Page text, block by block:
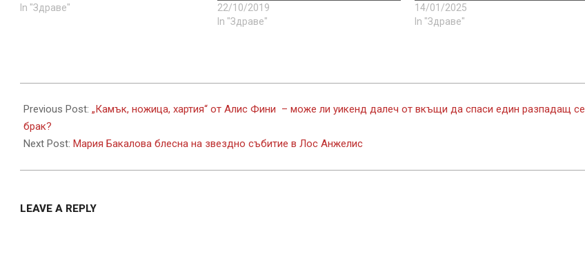
In "Здраве"
22/10/2019
In "Здраве"
14/01/2025
In "Здраве"
11-
11
Previous Post: „Камък, ножица, хартия“ от Алис Фини – може ли уикенд далеч от вкъщи да спаси един разпадащ се
брак?
Next Post: Мария Бакалова блесна на звездно събитие в Лос Анжелис
LEAVE A REPLY